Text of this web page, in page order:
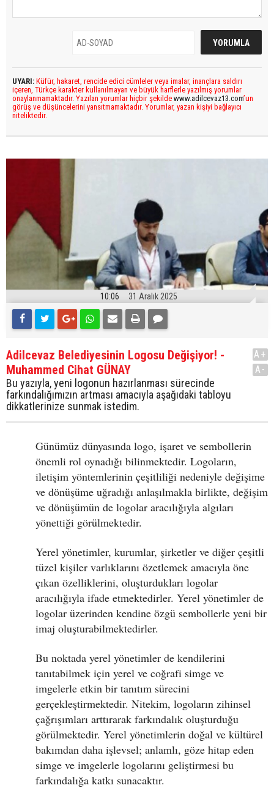
UYARI: Küfür, hakaret, rencide edici cümleler veya imalar, inançlara saldırı
içeren, Türkçe karakter kullanılmayan ve büyük harflerle yazılmış yorumlar
onaylanmamaktadır. Yazılan yorumlar hiçbir şekilde www.adilcevaz13.com’un
görüş ve düşüncelerini yansıtmamaktadır. Yorumlar, yazan kişiyi bağlayıcı
niteliktedir.
10:06 31 Aralık 2025
Adilcevaz Belediyesinin Logosu Değişiyor! -
Muhammed Cihat GÜNAY
Bu yazıyla, yeni logonun hazırlanması sürecinde
farkındalığımızın artması amacıyla aşağıdaki tabloyu
dikkatlerinize sunmak istedim.
A+
A-
Günümüz dünyasında logo, işaret ve sembollerin
önemli rol oynadığı bilinmektedir. Logoların,
iletişim yöntemlerinin çeşitliliği nedeniyle değişime
ve dönüşüme uğradığı anlaşılmakla birlikte, değişim
ve dönüşümün de logolar aracılığıyla algıları
yönettiği görülmektedir.
Yerel yönetimler, kurumlar, şirketler ve diğer çeşitli
tüzel kişiler varlıklarını özetlemek amacıyla öne
çıkan özelliklerini, oluşturdukları logolar
aracılığıyla ifade etmektedirler. Yerel yönetimler de
logolar üzerinden kendine özgü sembollerle yeni bir
imaj oluşturabilmektedirler.
Bu noktada yerel yönetimler de kendilerini
tanıtabilmek için yerel ve coğrafi simge ve
imgelerle etkin bir tanıtım sürecini
gerçekleştirmektedir. Nitekim, logoların zihinsel
çağrışımları arttırarak farkındalık oluşturduğu
görülmektedir. Yerel yönetimlerin doğal ve kültürel
bakımdan daha işlevsel; anlamlı, göze hitap eden
simge ve imgelerle logolarını geliştirmesi bu
farkındalığa katkı sunacaktır.